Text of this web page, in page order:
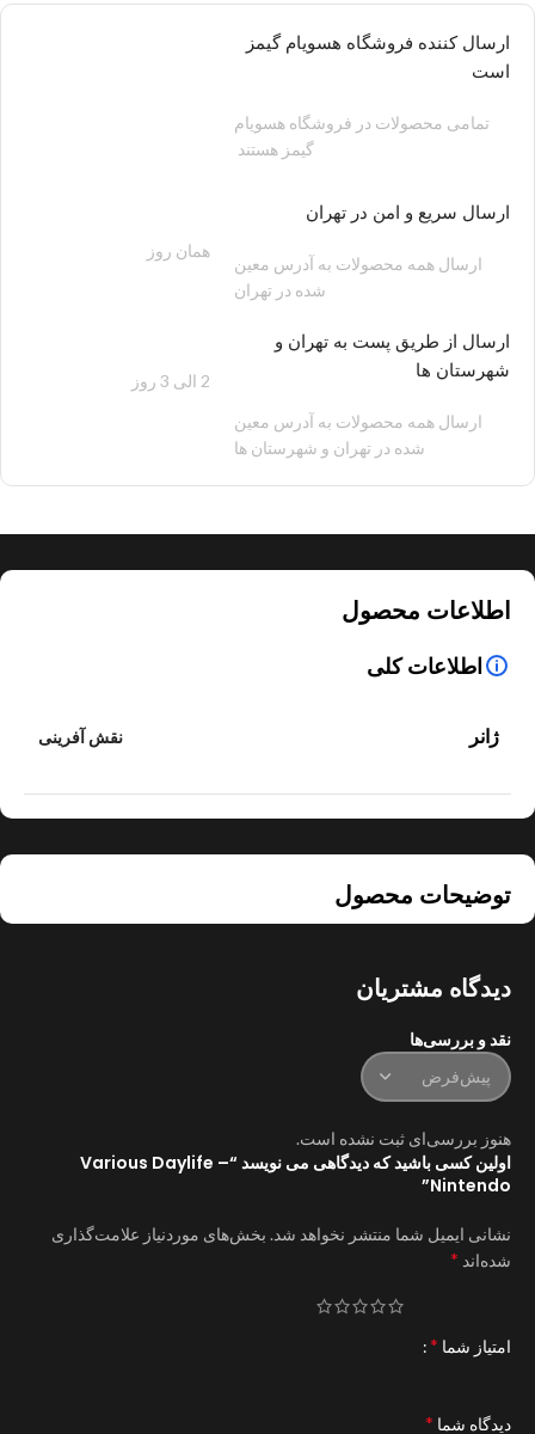
ارسال کننده فروشگاه هسویام گیمز
است
تمامی محصولات در فروشگاه هسویام
گیمز هستند
ارسال سریع و امن در تهران
ارسال همه محصولات به آدرس معین
شده در تهران
همان روز
ارسال از طریق پست به تهران و
شهرستان ها
ارسال همه محصولات به آدرس معین
شده در تهران و شهرستان ها
2 الی 3 روز
توضیحات محصول
اطلاعات محصول
اطلاعات کلی
ژانر نقش آفرینی
دیدگاه مشتریان
نقد و بررسی‌ها
هنوز بررسی‌ای ثبت نشده است.
اولین کسی باشید که دیدگاهی می نویسد “Various Daylife –
Nintendo”
نشانی ایمیل شما منتشر نخواهد شد. بخش‌های موردنیاز علامت‌گذاری
شده‌اند *
امتیاز شما *
دیدگاه شما *